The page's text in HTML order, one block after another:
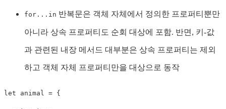
for...in 반복문은 객체 자체에서 정의한 프로퍼티뿐만
아니라 상속 프로퍼티도 순회 대상에 포함. 반면, 키-값
과 관련된 내장 메서드 대부분은 상속 프로퍼티는 제외
하고 객체 자체 프로퍼티만을 대상으로 동작
let animal = {